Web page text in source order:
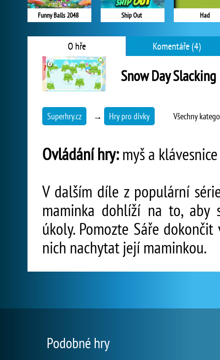
Funny Balls 2048 Ship Out Had
O hře Komentáře (4)
Snow Day Slacking
Superhry.cz → Hry pro dívky Všechny
Ovládání hry:myš a klávesnice
V dalším díle z populární
maminka dohlíží na to, aby
úkoly. Pomozte Sáře
nich nachytat její maminkou.
Podobné hry